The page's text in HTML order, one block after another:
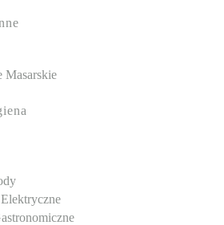
Masarskie